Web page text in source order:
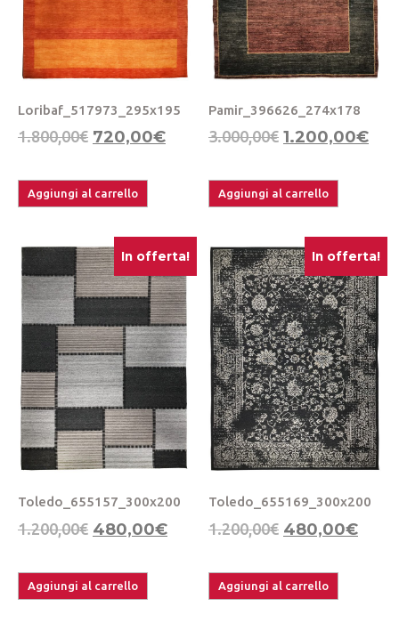
Loribaf_517973_295x195
1.800,00€ 720,00€
Aggiungi al carrello
Pamir_396626_274x178
3.000,00€ 1.200,00€
Aggiungi al carrello
In offerta!
Toledo_655157_300x200
1.200,00€ 480,00€
Aggiungi al carrello
In offerta!
Toledo_655169_300x200
1.200,00€ 480,00€
Aggiungi al carrello